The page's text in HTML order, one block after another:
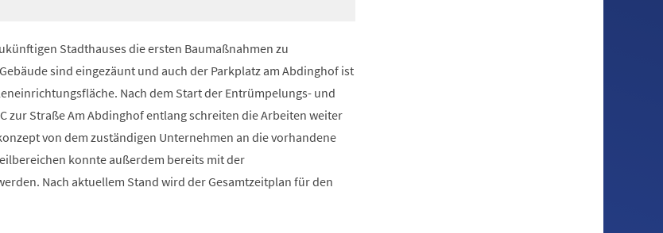
Stadthauses die ersten Baumaßnahmen zu
sind eingezäunt und auch der Parkplatz am Abdinghof ist
Nach dem Start der Entrümpelungs- und
zur Straße Am Abdinghof entlang schreiten die Arbeiten weiter
von dem zuständigen Unternehmen an die vorhandene
konnte außerdem bereits mit der
Nach aktuellem Stand wird der Gesamtzeitplan für den